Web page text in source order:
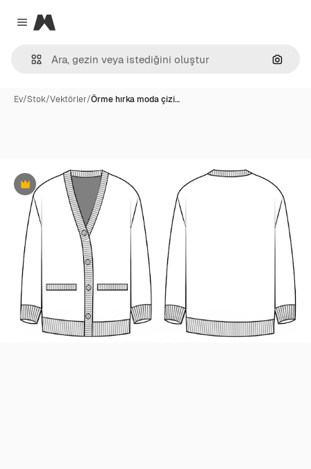
Close menu
Magnific
Ev/Stok/Vektörler/Örme hırka moda çizi…
Premium